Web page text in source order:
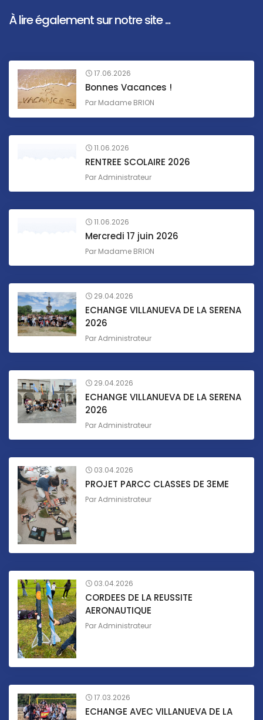
À lire également sur notre site ...
17.06.2026
Bonnes Vacances !
Par Madame BRION
11.06.2026
RENTREE SCOLAIRE 2026
ParAdministrateur
11.06.2026
Mercredi 17 juin 2026
Par Madame BRION
29.04.2026
ECHANGE VILLANUEVA DE LA SERENA
2026
ParAdministrateur
29.04.2026
ECHANGE VILLANUEVA DE LA SERENA
2026
ParAdministrateur
03.04.2026
PROJET PARCC CLASSES DE 3EME
ParAdministrateur
03.04.2026
CORDEES DE LA REUSSITE
AERONAUTIQUE
ParAdministrateur
17.03.2026
ECHANGE AVEC VILLANUEVA DE LA